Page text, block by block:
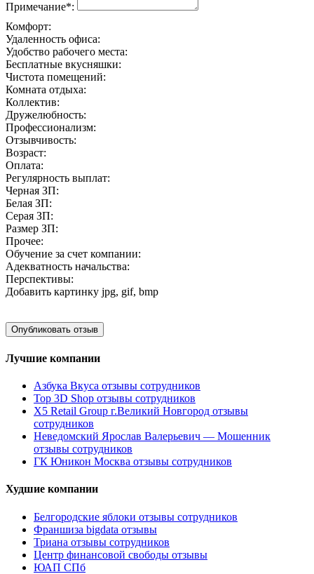
Примечание*:
Комфорт:
Удаленность офиса:
Удобство рабочего места:
Бесплатные вкусняшки:
Чистота помещений:
Комната отдыха:
Коллектив:
Дружелюбность:
Профессионализм:
Отзывчивость:
Возраст:
Оплата:
Регулярность выплат:
Черная ЗП:
Белая ЗП:
Серая ЗП:
Размер ЗП:
Прочее:
Обучение за счет компании:
Адекватность начальства:
Перспективы:
Добавить картинку jpg, gif, bmp
Лучшие компании
Азбука Вкуса отзывы сотрудников
Top 3D Shop отзывы сотрудников
X5 Retail Group г.Великий Новгород отзывы
сотрудников
Неведомский Ярослав Валерьевич — Мошенник
отзывы сотрудников
ГК Юникон Москва отзывы сотрудников
Худшие компании
Белгородские яблоки отзывы сотрудников
Франшиза bigdata отзывы
Триана отзывы сотрудников
Центр финансовой свободы отзывы
ЮАП СПб